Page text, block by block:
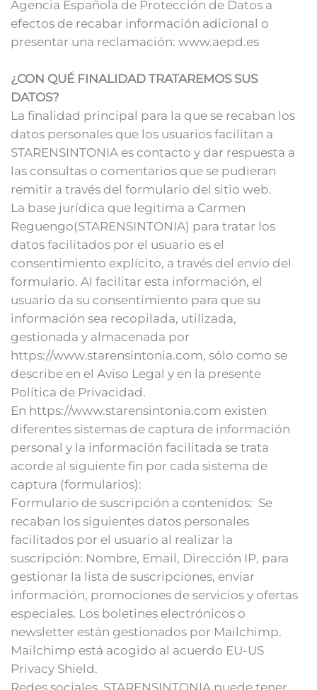
Agencia Española de Protección de Datos a
efectos de recabar información adicional o
presentar una reclamación: www.aepd.es
¿CON QUÉ FINALIDAD TRATAREMOS SUS
DATOS?
La finalidad principal para la que se recaban los
datos personales que los usuarios facilitan a
STARENSINTONIA es contacto y dar respuesta a
las consultas o comentarios que se pudieran
remitir a través del formulario del sitio web.
La base jurídica que legitima a Carmen
Reguengo(STARENSINTONIA) para tratar los
datos facilitados por el usuario es el
consentimiento explícito, a través del envío del
formulario. Al facilitar esta información, el
usuario da su consentimiento para que su
información sea recopilada, utilizada,
gestionada y almacenada por
https://www.starensintonia.com, sólo como se
describe en el Aviso Legal y en la presente
Política de Privacidad.
En https://www.starensintonia.com existen
diferentes sistemas de captura de información
personal y la información facilitada se trata
acorde al siguiente fin por cada sistema de
captura (formularios):
Formulario de suscripción a contenidos: Se
recaban los siguientes datos personales
facilitados por el usuario al realizar la
suscripción: Nombre, Email, Dirección IP, para
gestionar la lista de suscripciones, enviar
información, promociones de servicios y ofertas
especiales. Los boletines electrónicos o
newsletter están gestionados por Mailchimp.
Mailchimp está acogido al acuerdo EU-US
Privacy Shield.
Redes sociales. STARENSINTONIA puede tener